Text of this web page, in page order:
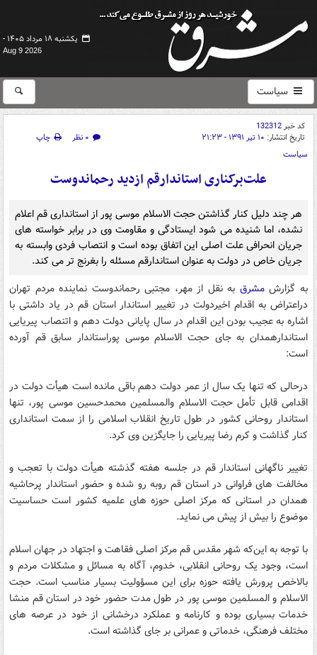
یکشنبه ۱۸ مرداد ۱۴۰۵ -
Aug 9 2026
سیاست
کد خبر132312
تاریخ انتشار: ۱۰ تیر ۱۳۹۱ - ۲۱:۲۳ ۰ نظر
چاپ
سیاست
علت‌برکناری استاندارقم ازدید رحماندوست
هر چند دلیل کنار گذاشتن حجت الاسلام موسی پور از استانداری قم اعلام
نشده، اما شنیده می شود ایستادگی و مقاومت وی در برابر خواسته های
جریان انحرافی علت اصلی این اتفاق بوده است و انتصاب فردی وابسته به
جریان خاص در دولت به عنوان استاندارقم مسئله را بغرنج تر می کند.
به گزارشمشرق به نقل از مهر، مجتبی رحماندوست نماینده مردم تهران
دراعتراض به اقدام اخیردولت در تغییر استاندار استان قم در یاد داشتی با
اشاره به عجیب بودن این اقدام در سال پایانی دولت دهم و اتنصاب پیریایی
استاندارهمدان به جای حجت الاسلام موسی پوراستاندار سابق قم آورده
است:
درحالی که تنها یک سال از عمر دولت دهم باقی مانده است هیأت دولت در
اقدامی قابل تأمل حجت الاسلام والمسلمین محمدحسین موسی پور، تنها
استاندار روحانی کشور در طول تاریخ انقلاب اسلامی را از سمت استانداری
کنار گذاشت و کرم رضا پیریایی را جایگزین وی کرد.
تغییر ناگهانی استاندار قم در جلسه هفته گذشته هیأت دولت با تعجب و
مخالفت های فراوانی در استان قم روبه رو شده و حضور استاندار پرحاشیه
همدان در استانی که مرکز اصلی حوزه های علمیه کشور است حساسیت
موضوع را بیش از پیش می نماید.
با توجه به این‌که شهر مقدس قم مرکز اصلی فقاهت و اجتهاد در جهان اسلام
است، وجود یک روحانی انقلابی، خدوم، آگاه به مسائل و مشکلات مردم و
بالاخص پرورش یافته حوزه برای این مسؤولیت بسیار مناسب است. حجت
الاسلام و المسلمین موسی پور در طول مدت حضور خود در استان قم منشا
خدمات بسیاری بوده و کارنامه و عملکرد درخشانی از خود در عرصه های
مختلف فرهنگی، خدماتی و عمرانی بر جای گذاشته است.